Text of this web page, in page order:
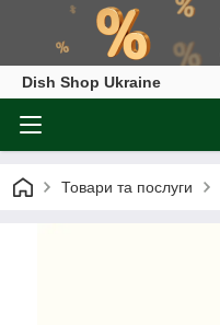
Dish Shop Ukraine
Товари та послуги